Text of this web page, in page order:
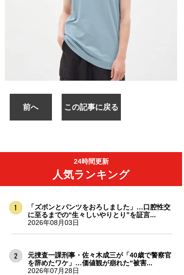
前へ この記事に戻る
24時間更新
人気ランキング
「ズボンとパンツをおろしました」…口腔性交
に至るまでの“生々しいやりとり”を証言...
2026年08月03日
元捜査一課刑事・佐々木成三が「40歳で警察官
を辞めたワケ」…価値観が崩れた“被害...
2026年07月28日